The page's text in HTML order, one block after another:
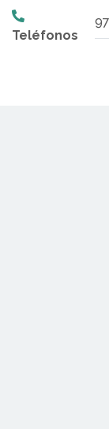
Teléfonos